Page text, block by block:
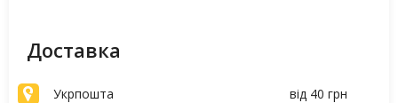
Доставка
Укрпошта
від 40 грн